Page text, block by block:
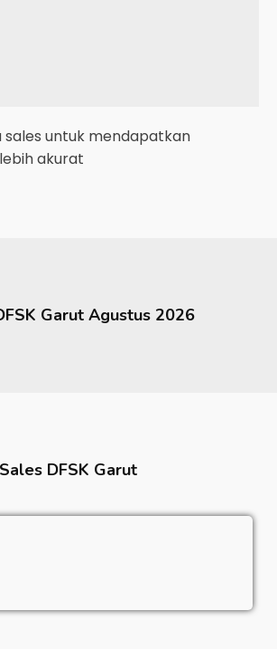
sales untuk mendapatkan
akurat
Garut Agustus 2026
DFSK Garut